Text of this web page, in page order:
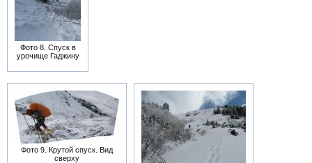
Фото 8. Спуск в
урочище Гаджину
Фото 9. Крутой спуск. Вид
сверху